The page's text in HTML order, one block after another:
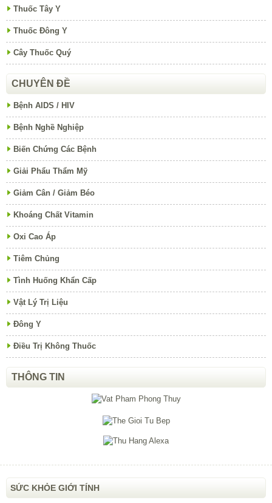
Thuốc Tây Y
Thuốc Đông Y
Cây Thuốc Quý
CHUYÊN ĐỀ
Bệnh AIDS / HIV
Bệnh Nghề Nghiệp
Biến Chứng Các Bệnh
Giải Phẩu Thẩm Mỹ
Giảm Cân / Giảm Béo
Khoáng Chất Vitamin
Oxi Cao Áp
Tiêm Chủng
Tình Huống Khẩn Cấp
Vật Lý Trị Liệu
Đông Y
Điều Trị Không Thuốc
THÔNG TIN
SỨC KHỎE GIỚI TÍNH